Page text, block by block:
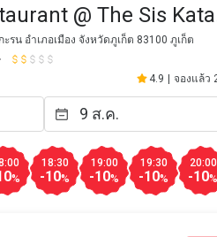
@ The Sis Kata
น อำเภอเมือง จังหวัดภูเก็ต 83100 ภูเก็ต
4.9 | จองแล้ว
%
18:30
-10%
19:00
-10%
19:30
-10%
20:00
-10%